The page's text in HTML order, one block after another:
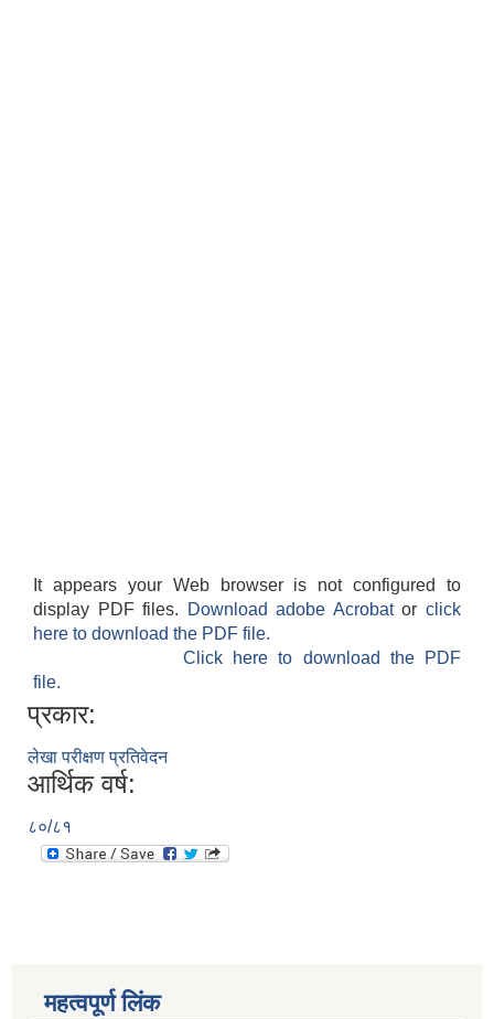
It appears your Web browser is not configured to
display PDF files.
Download adobe Acrobatorclick
here to download the PDF file.
Click here to download the PDF
file.
प्रकार:
लेखा परीक्षण प्रतिवेदन
आर्थिक वर्ष:
८०/८१
महत्वपूर्ण लिंक